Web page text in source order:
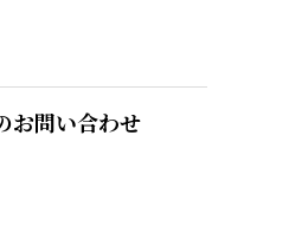
お問い合わせ